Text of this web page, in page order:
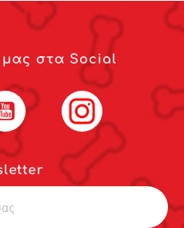
μας στα Social
YouTube Instagram